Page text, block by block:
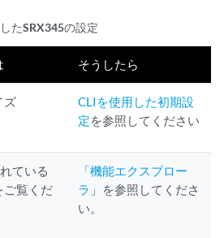
たSRX345の設定
そうしたら
ズ
CLIを使用した初期設
定を参照してください
ている
ご覧くだ
「機能エクスプロー
ラ 」を参照してくださ
い。